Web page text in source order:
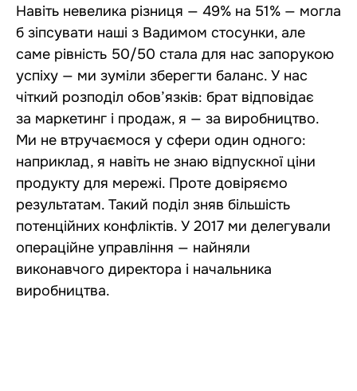
Навіть невелика різниця — 49% на 51% — могла
б зіпсувати наші з Вадимом стосунки, але
саме рівність 50/50 стала для нас запорукою
успіху — ми зуміли зберегти баланс. У нас
чіткий розподіл обов’язків: брат відповідає
за маркетинг і продаж, я — за виробництво.
Ми не втручаємося у сфери один одного:
наприклад, я навіть не знаю відпускної ціни
продукту для мережі. Проте довіряємо
результатам. Такий поділ зняв більшість
потенційних конфліктів. У 2017 ми делегували
операційне управління — найняли
виконавчого директора і начальника
виробництва.